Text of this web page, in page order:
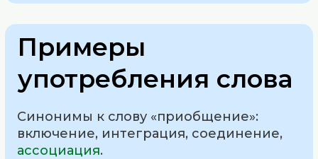
Примеры
употребления слова
Синонимы к слову «приобщение»:
включение, интеграция, соединение,
ассоциация.